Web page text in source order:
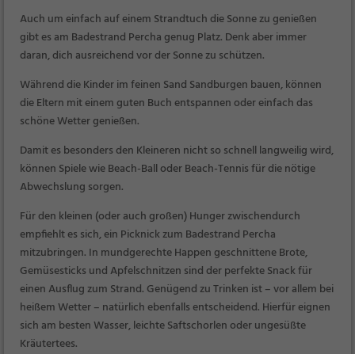
Auch um einfach auf einem Strandtuch die Sonne zu genießen
gibt es am Badestrand Percha genug Platz. Denk aber immer
daran, dich ausreichend vor der Sonne zu schützen.
Während die Kinder im feinen Sand Sandburgen bauen, können
die Eltern mit einem guten Buch entspannen oder einfach das
schöne Wetter genießen.
Damit es besonders den Kleineren nicht so schnell langweilig wird,
können Spiele wie Beach-Ball oder Beach-Tennis für die nötige
Abwechslung sorgen.
Für den kleinen (oder auch großen) Hunger zwischendurch
empfiehlt es sich, ein Picknick zum Badestrand Percha
mitzubringen. In mundgerechte Happen geschnittene Brote,
Gemüsesticks und Apfelschnitzen sind der perfekte Snack für
einen Ausflug zum Strand. Genügend zu Trinken ist – vor allem bei
heißem Wetter – natürlich ebenfalls entscheidend. Hierfür eignen
sich am besten Wasser, leichte Saftschorlen oder ungesüßte
Kräutertees.